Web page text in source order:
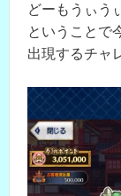
どーもうぃう
ということで
出現するチャ